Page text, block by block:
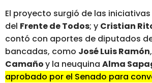
El proyecto surgió de las
del Frente de Todos; y Cristian
contó con aportes de diputados
bancadas, como José Luis Ramón,
Camañoy la neuquina Alma
aprobado por el Senado para